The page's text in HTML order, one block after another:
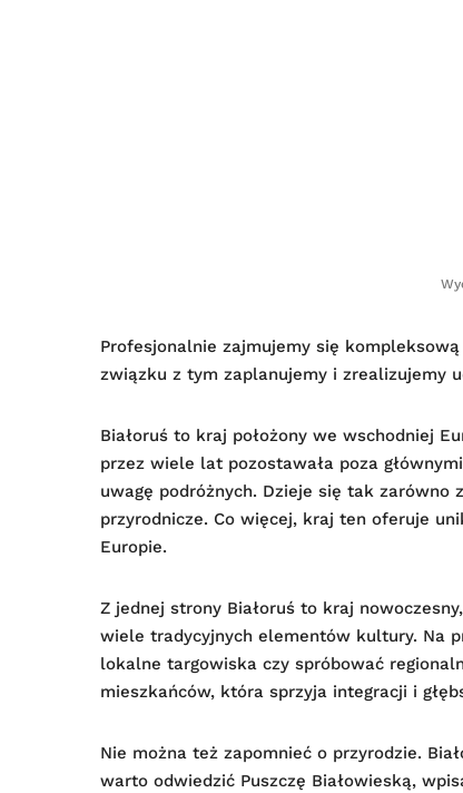
Profesjonalnie zajmujemy się
związku z tym zaplanujemy i zrealizujemy
Białoruś to kraj położony we wschodniej
przez wiele lat pozostawała poza
uwagę podróżnych. Dzieje się tak
przyrodnicze. Co więcej, kraj ten oferuje
Europie.
Z jednej strony Białoruś to kraj
wiele tradycyjnych elementów kultury. Na
lokalne targowiska czy spróbować
mieszkańców, która sprzyja integracji i
Nie można też zapomnieć o przyrodzie.
warto odwiedzić Puszczę Białowieską,